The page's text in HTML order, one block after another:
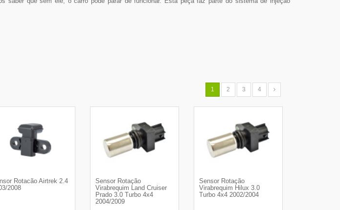
1 2 3 4
Rotacão Airtrek 2.4
2008
Sensor Rotação
Virabrequim Land Cruiser
Prado 3.0 Turbo 4x4
2004/2009
Sensor Rotação
Virabrequim Hilux 3.0
Turbo 4x4 2002/2004